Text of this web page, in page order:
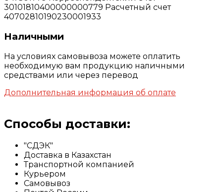
30101810400000000779 Расчетный счет
40702810190230001933
Наличными
На условиях самовывоза можете оплатить
необходимую вам продукцию наличными
средствами или через перевод
Дополнительная информация об оплате
Способы доставки:
"СДЭК"
Доставка в Казахстан
Транспортной компанией
Курьером
Самовывоз